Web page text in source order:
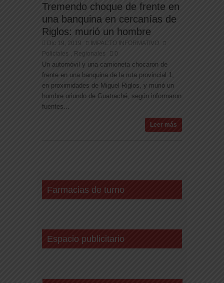
Tremendo choque de frente en
una banquina en cercanías de
Riglos: murió un hombre
Dic 19, 2019
IMPACTO INFORMATIVO
Policiales , Regionales 0
Un automóvil y una camioneta chocaron de
frente en una banquina de la ruta provincial 1,
en proximidades de Miguel Riglos, y murió un
hombre oriundo de Guatraché, según informaron
fuentes...
Leer más
Farmacias de turno
Espacio publicitario